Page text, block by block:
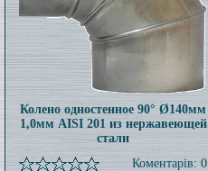
Колено одностенное 90° Ø140мм
1,0мм AISI 201 из нержавеющей
стали
Коментарів: 0